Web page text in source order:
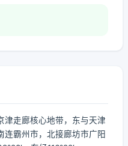
津走廊核心地带，东与天津
连霸州市，北接廊坊市广阳